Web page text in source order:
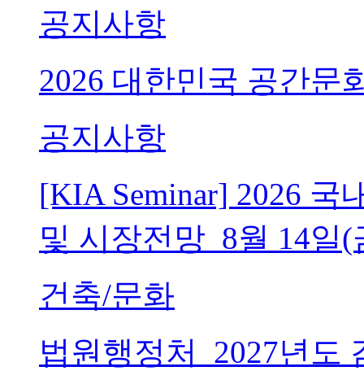
공지사항
2026 대한민국 공간문
공지사항
[KIA Seminar] 2026 국
및 시장전망_8월 14일(
건축/문화
법원행정처_2027년도